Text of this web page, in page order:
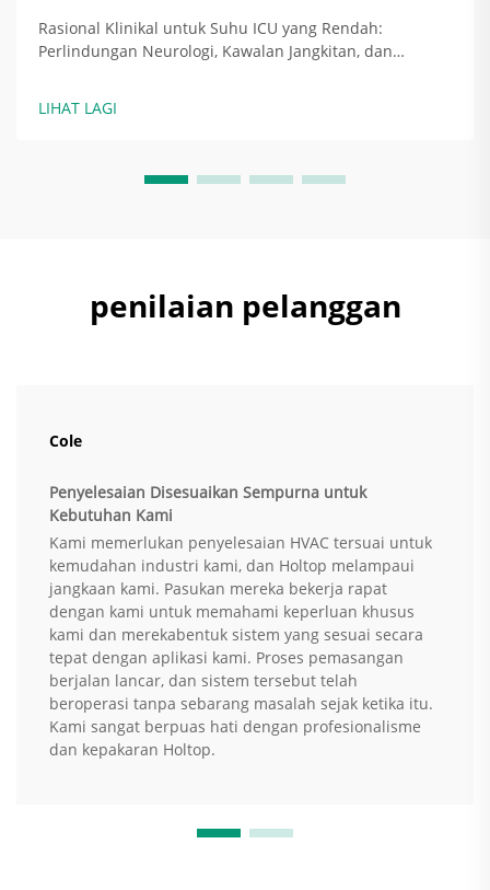
Rasional Klinikal untuk Suhu ICU yang Rendah:
Perlindungan Neurologi, Kawalan Jangkitan, dan
pada Pesakit dengan Kecederaan Otak dan Sepsis —
LIHAT LAGI
penilaian pelanggan
Cole
Penyelesaian Disesuaikan Sempurna untuk
Kebutuhan Kami
Kami memerlukan penyelesaian HVAC tersuai untuk
kemudahan industri kami, dan Holtop melampaui
jangkaan kami. Pasukan mereka bekerja rapat
dengan kami untuk memahami keperluan khusus
kami dan merekabentuk sistem yang sesuai secara
tepat dengan aplikasi kami. Proses pemasangan
berjalan lancar, dan sistem tersebut telah
beroperasi tanpa sebarang masalah sejak ketika itu.
Kami sangat berpuas hati dengan profesionalisme
dan kepakaran Holtop.